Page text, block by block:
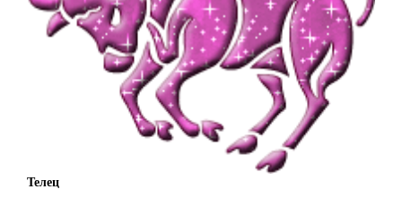
Телец